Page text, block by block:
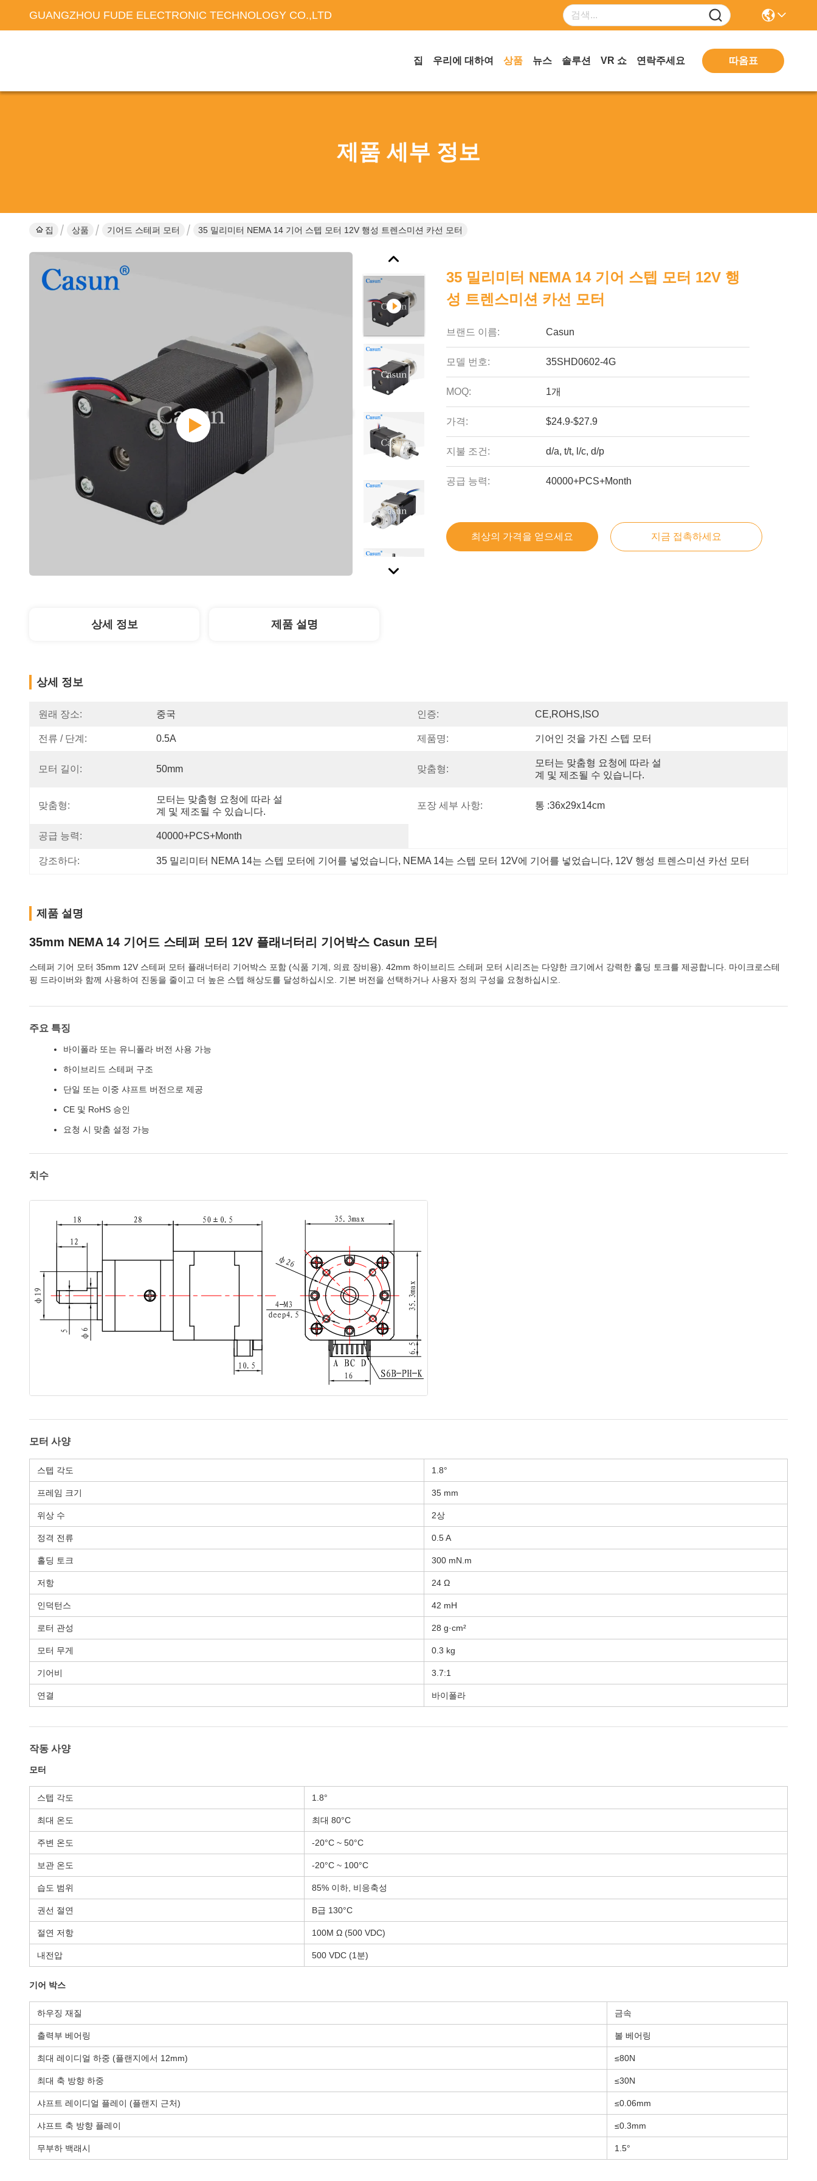
GUANGZHOU FUDE ELECTRONIC TECHNOLOGY CO.,LTD
집 우리에 대하여 상품 뉴스 솔루션 VR 쇼 연락주세요 따옴표
제품 세부 정보
집 상품 기어드 스테퍼 모터 35 밀리미터 NEMA 14 기어 스텝 모터 12V 행성 트렌스미션 카선 모터
35 밀리미터 NEMA 14 기어 스텝 모터 12V 행
성 트렌스미션 카선 모터
브랜드 이름: Casun
모델 번호: 35SHD0602-4G
MOQ: 1개
가격: $24.9-$27.9
지불 조건: d/a, t/t, l/c, d/p
공급 능력: 40000+PCS+Month
최상의 가격을 얻으세요 지금 접촉하세요
상세 정보 제품 설명
상세 정보
원래 장소: 중국 인증: CE,ROHS,ISO
전류 / 단계: 0.5A 제품명: 기어인 것을 가진 스텝 모터
모터 길이: 50mm 맞춤형:
모터는 맞춤형 요청에 따라 설
계 및 제조될 수 있습니다.
맞춤형:
모터는 맞춤형 요청에 따라 설
계 및 제조될 수 있습니다.
포장 세부 사항: 통 :36x29x14cm
공급 능력: 40000+PCS+Month
강조하다: 35 밀리미터 NEMA 14는 스텝 모터에 기어를 넣었습니다, NEMA 14는 스텝 모터 12V에 기어를 넣었습니다, 12V 행성 트렌스미션 카선 모터
제품 설명
35mm NEMA 14 기어드 스테퍼 모터 12V 플래너터리 기어박스 Casun 모터
스테퍼 기어 모터 35mm 12V 스테퍼 모터 플래너터리 기어박스 포함 (식품 기계, 의료 장비용). 42mm 하이브리드 스테퍼 모터 시리즈는 다양한 크기에서 강력한 홀딩 토크를 제공합니다. 마이크로스테
핑 드라이버와 함께 사용하여 진동을 줄이고 더 높은 스텝 해상도를 달성하십시오. 기본 버전을 선택하거나 사용자 정의 구성을 요청하십시오.
주요 특징
바이폴라 또는 유니폴라 버전 사용 가능
하이브리드 스테퍼 구조
단일 또는 이중 샤프트 버전으로 제공
CE 및 RoHS 승인
요청 시 맞춤 설정 가능
치수
모터 사양
스텝 각도 1.8°
프레임 크기 35 mm
위상 수 2상
정격 전류 0.5 A
홀딩 토크 300 mN.m
저항 24 Ω
인덕턴스 42 mH
로터 관성 28 g·cm²
모터 무게 0.3 kg
기어비 3.7:1
연결 바이폴라
작동 사양
모터
스텝 각도 1.8°
최대 온도 최대 80°C
주변 온도 -20°C ~ 50°C
보관 온도 -20°C ~ 100°C
습도 범위 85% 이하, 비응축성
권선 절연 B급 130°C
절연 저항 100M Ω (500 VDC)
내전압 500 VDC (1분)
기어 박스
하우징 재질 금속
출력부 베어링 볼 베어링
최대 레이디얼 하중 (플랜지에서 12mm) ≤80N
최대 축 방향 하중 ≤30N
샤프트 레이디얼 플레이 (플랜지 근처) ≤0.06mm
샤프트 축 방향 플레이 ≤0.3mm
무부하 백래시 1.5°